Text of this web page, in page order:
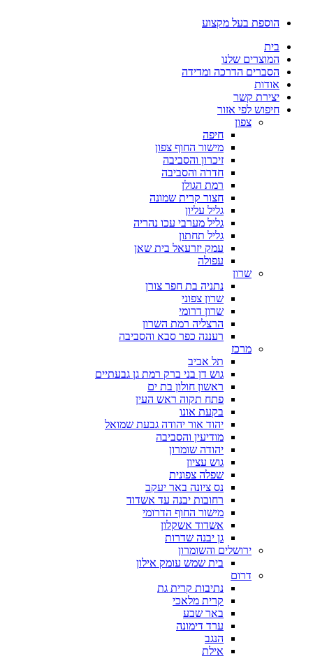
לתוכן
הוספת בעל מקצוע
בית
המוצרים שלנו
הסברים הדרכה ומדידה
אודות
יצירת קשר
חיפוש לפי אזור
צפון
חיפה
מישור החוף צפון
זיכרון והסביבה
חדרה והסביבה
רמת הגולן
חצור קרית שמונה
גליל עליון
גליל מערבי עכו נהריה
גליל תחתון
עמק יזרעאל בית שאן
עפולה
שרון
נתניה בת חפר צורן
שרון צפוני
שרון דרומי
הרצליה רמת השרון
רעננה כפר סבא והסביבה
מרכז
תל אביב
גוש דן בני ברק רמת גן גבעתיים
ראשון חולון בת ים
פתח תקוה ראש העין
בקעת אונו
יהוד אור יהודה גבעת שמואל
מודיעין והסביבה
יהודה שומרון
גוש עציון
שפלה צפונית
נס ציונה באר יעקב
רחובות יבנה עד אשדוד
מישור החוף הדרומי
אשדוד אשקלון
גן יבנה שדרות
ירושלים והשומרון
בית שמש עומק אילון
דרום
נתיבות קרית גת
קרית מלאכי
באר שבע
ערד דימונה
הנגב
אילת